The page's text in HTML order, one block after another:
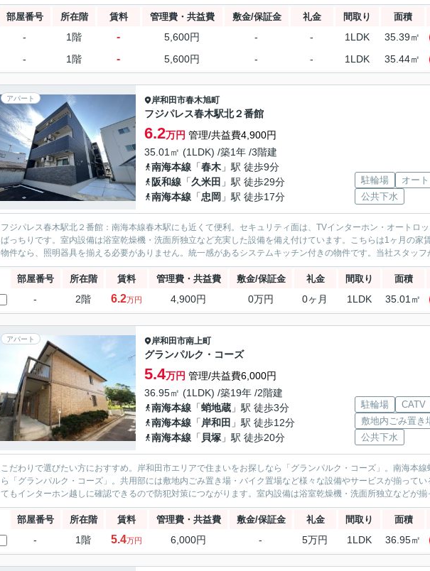
部屋番号 所在階 賃料 管理費・共益費 敷金/保証金 礼金 間取り 面積
- 1階 - 5,600円 - - 1LDK 35.39㎡
- 1階 - 5,600円 - - 1LDK 35.44㎡
アパート 岸和田市春木旭町
フジパレス春木駅北２番館
6.2万円 管理/共益費4,900円
35.01㎡ (1LDK) /築1年 /3階建
南海本線 「春木 」駅 徒歩9分
阪和線 「久米田 」駅 徒歩29分
南海本線 「忠岡 」駅 徒歩17分
駐輪場 オー
公共下水
フジパレス春木駅北２番館：南海本線春木駅にも近くて便利。セキュリティ面は、TVインターホン・オートロ
ばっちりです。室内設備は浴室乾燥機・洗面所独立など充実した設備を備え付けています。こちらは1ヶ月の家
物件なら、照明器具を揃える必要がありません。統一感があるシステムキッチン付きの物件です。当社スタッフ
部屋番号 所在階 賃料 管理費・共益費 敷金/保証金 礼金 間取り 面積
- 2階 6.2万円 4,900円 0万円 0ヶ月 1LDK 35.01㎡
アパート 岸和田市南上町
グランパルク・コーズ
5.4万円 管理/共益費6,000円
36.95㎡ (1LDK) /築19年 /2階建
南海本線 「蛸地蔵 」駅 徒歩3分
南海本線 「 岸和田 」駅 徒歩12分
南海本線 「 貝塚 」駅 徒歩20分
駐輪場 CATV
敷地内ごみ置き
公共下水
こだわりで選びたい方におすすめ。岸和田市エリアで住まいをお探しなら「グランパルク・コーズ」。南海本
ら「グランパルク・コーズ」。共用部には敷地内ごみ置き場・バイク置場など様々な設備やサービスが揃って
てもインターホン越しに確認できるので防犯対策につながります。室内設備は浴室乾燥機・洗面所独立などが
部屋番号 所在階 賃料 管理費・共益費 敷金/保証金 礼金 間取り 面積
- 1階 5.4万円 6,000円 - 5万円 1LDK 36.95㎡